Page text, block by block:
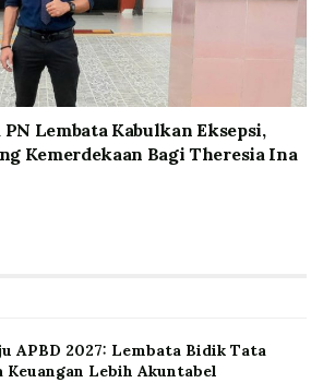
Lembata Kabulkan Eksepsi,
Kemerdekaan Bagi Theresia Ina
APBD 2027: Lembata Bidik Tata
Keuangan Lebih Akuntabel